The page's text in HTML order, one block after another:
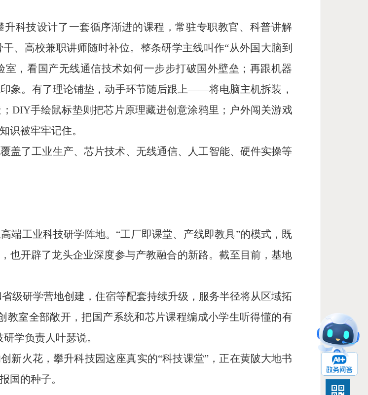
科技设计了一套循序渐进的课程，常驻专职教官、科普讲解
、高校兼职讲师随时补位。整条研学主线叫作“从外国大脑到
室，看国产无线通信技术如何一步步打破国外壁垒；再跟机器
象。有了理论铺垫，动手环节随后跟上——将电脑主机拆装，
DIY手绘鼠标垫则把芯片原理藏进创意涂鸦里；户外闯关游戏
识被牢牢记住。
盖了工业生产、芯片技术、无线通信、人工智能、硬件实操等
端工业科技研学阵地。“工厂即课堂、产线即教具”的模式，既
也开辟了龙头企业深度参与产教融合的新路。截至目前，基地
级研学营地创建，住宿等配套持续升级，服务半径将从区域拓
教室全部敞开，把国产系统和芯片课程编成小学生听得懂的有
学负责人叶瑟说。
新火花，攀升科技园这座真实的“科技课堂”，正在黄陂大地书
国的种子。